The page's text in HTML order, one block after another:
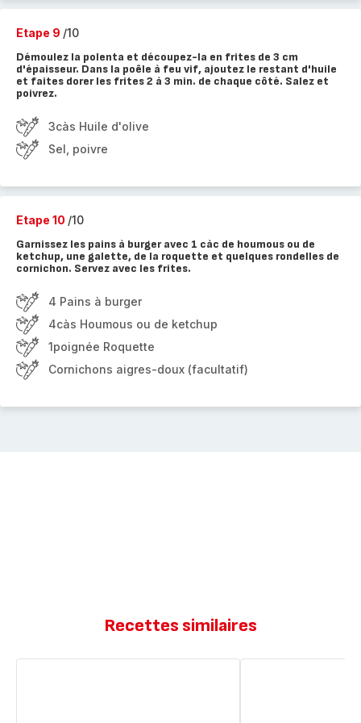
Etape 9 /10
Démoulez la polenta et découpez-la en frites de 3 cm
d'épaisseur. Dans la poêle à feu vif, ajoutez le restant d'huile
et faites dorer les frites 2 à 3 min. de chaque côté. Salez et
poivrez.
3càs Huile d'olive
Sel, poivre
Etape 10 /10
Garnissez les pains à burger avec 1 càc de houmous ou de
ketchup, une galette, de la roquette et quelques rondelles de
cornichon. Servez avec les frites.
4 Pains à burger
4càs Houmous ou de ketchup
1poignée Roquette
Cornichons aigres-doux (facultatif)
Recettes similaires